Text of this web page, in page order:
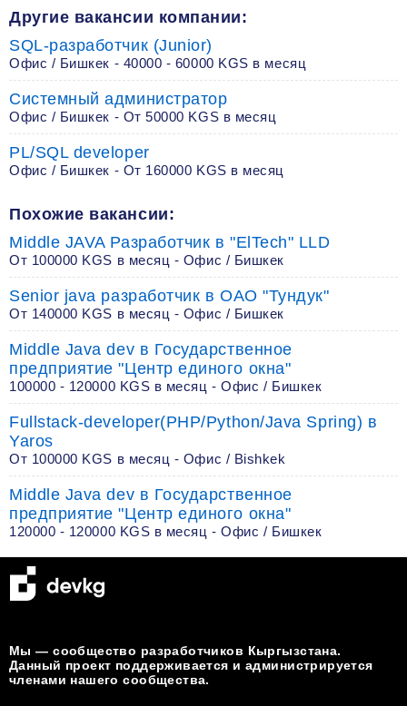
Похожие вакансии:
Middle JAVA Разработчик в "ElTech" LLD
От 100000 KGS в месяц - Офис / Бишкек
Senior java разработчик в ОАО "Тундук"
От 140000 KGS в месяц - Офис / Бишкек
Middle Java dev в Государственное
предприятие "Центр единого окна"
100000 - 120000 KGS в месяц - Офис / Бишкек
Fullstack-developer(PHP/Python/Java Spring) в
Yaros
От 100000 KGS в месяц - Офис / Bishkek
Middle Java dev в Государственное
предприятие "Центр единого окна"
120000 - 120000 KGS в месяц - Офис / Бишкек
Другие вакансии компании:
SQL-разработчик (Junior)
Офис / Бишкек - 40000 - 60000 KGS в месяц
Системный администратор
Офис / Бишкек - От 50000 KGS в месяц
PL/SQL developer
Офис / Бишкек - От 160000 KGS в месяц
Мы — сообщество разработчиков Кыргызстана.
Данный проект поддерживается и администрируется
членами нашего сообщества.